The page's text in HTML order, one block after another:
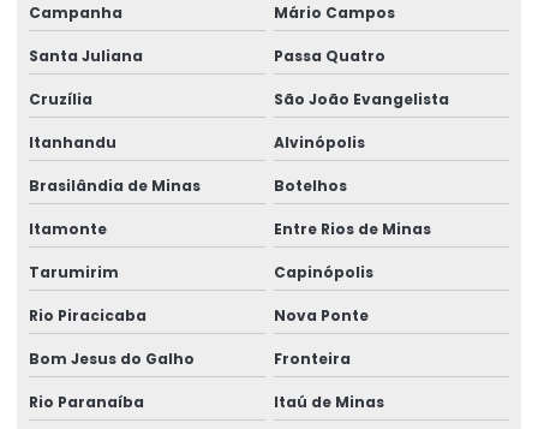
Talha Univiga Com Monitoramento
Talhas elétricas de cabo de aço
Talhas elétricas de cabo de aço swf
Talhas elétricas de corrente swf
Topografia caminho de rolamento
Treinamento De Operação Com Talhas Elétricas
Treinamento De Pontes Rolantes
Treinamento Em Segurança De Elevadores
Campanha Mário Campos
Santa Juliana Passa Quatro
Cruzília São João Evangelista
Itanhandu Alvinópolis
Brasilândia de Minas Botelhos
Itamonte Entre Rios de Minas
Tarumirim Capinópolis
Rio Piracicaba Nova Ponte
Bom Jesus do Galho Fronteira
Rio Paranaíba Itaú de Minas